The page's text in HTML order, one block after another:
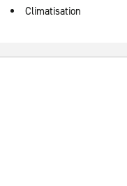
Climatisation